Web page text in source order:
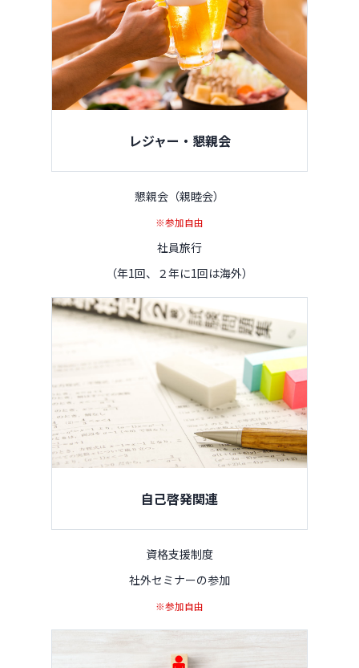
レジャー・懇親会
懇親会（親睦会）
※参加自由
社員旅行
（年1回、２年に1回は海外）
自己啓発関連
資格支援制度
社外セミナーの参加
※参加自由